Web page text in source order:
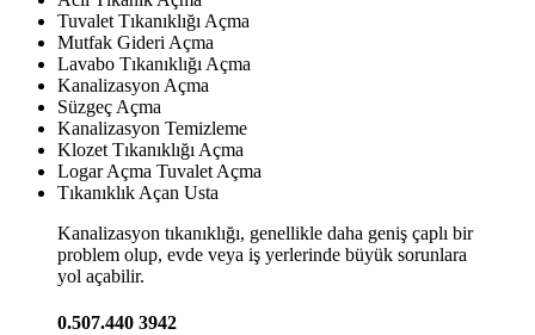
Tuvalet Tıkanıklığı Açma
Mutfak Gideri Açma
Lavabo Tıkanıklığı Açma
Kanalizasyon Açma
Süzgeç Açma
Kanalizasyon Temizleme
Klozet Tıkanıklığı Açma
Logar Açma Tuvalet Açma
Tıkanıklık Açan Usta
Kanalizasyon tıkanıklığı, genellikle daha geniş çaplı bir
problem olup, evde veya iş yerlerinde büyük sorunlara
yol açabilir.
0.507.440 3942